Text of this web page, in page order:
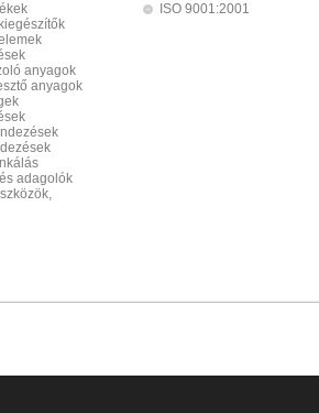
anyagok
anyagok
adagolók
ISO 9001:2001